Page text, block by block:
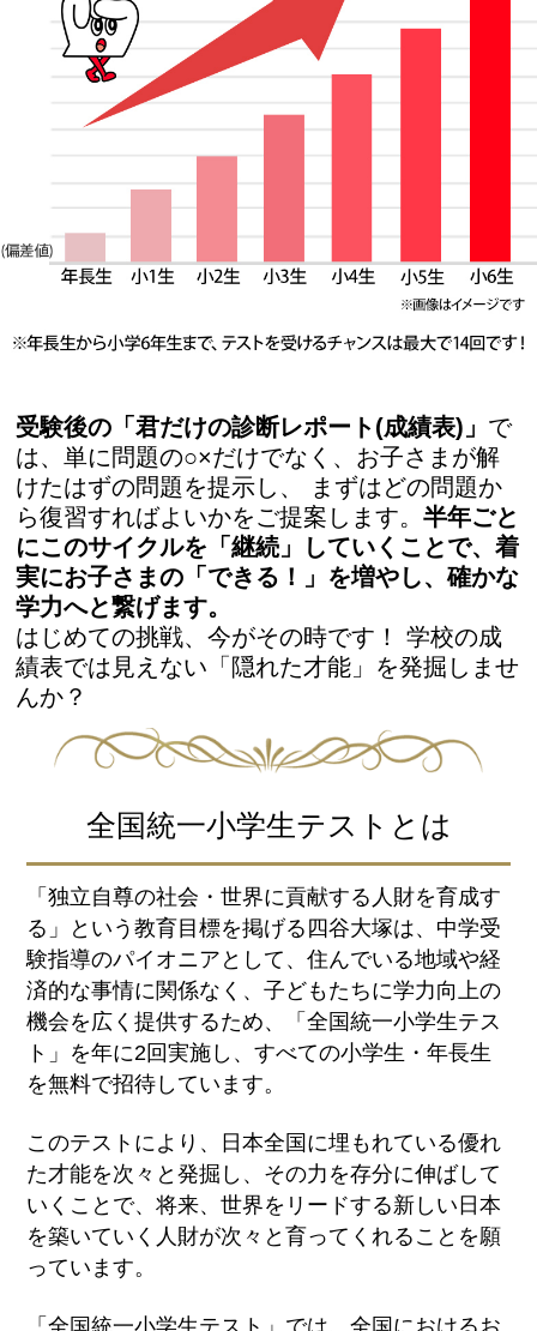
受験後の「君だけの診断レポート(成績表)」 で
は、単に問題の○×だけでなく、お子さまが解
けたはずの問題を提示し、 まずはどの問題か
ら復習すればよいかをご提案します。半年ごと
にこのサイクルを「継続」していくことで、着
実にお子さまの「できる！」を増やし、確かな
学力へと繋げます。
はじめての挑戦、今がその時です！ 学校の成
績表では見えない「隠れた才能」を発掘しませ
んか？
全国統一小学生テストとは
「独立自尊の社会・世界に貢献する人財を育成す
る」という教育目標を掲げる四谷大塚は、中学受
験指導のパイオニアとして、住んでいる地域や経
済的な事情に関係なく、子どもたちに学力向上の
機会を広く提供するため、「全国統一小学生テス
ト」を年に2回実施し、すべての小学生・年長生
を無料で招待しています。
このテストにより、日本全国に埋もれている優れ
た才能を次々と発掘し、その力を存分に伸ばして
いくことで、将来、世界をリードする新しい日本
を築いていく人財が次々と育ってくれることを願
っています。